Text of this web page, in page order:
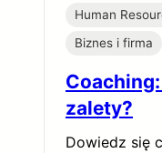
Human
Biznes i firma
zalety?
Dowiedz się